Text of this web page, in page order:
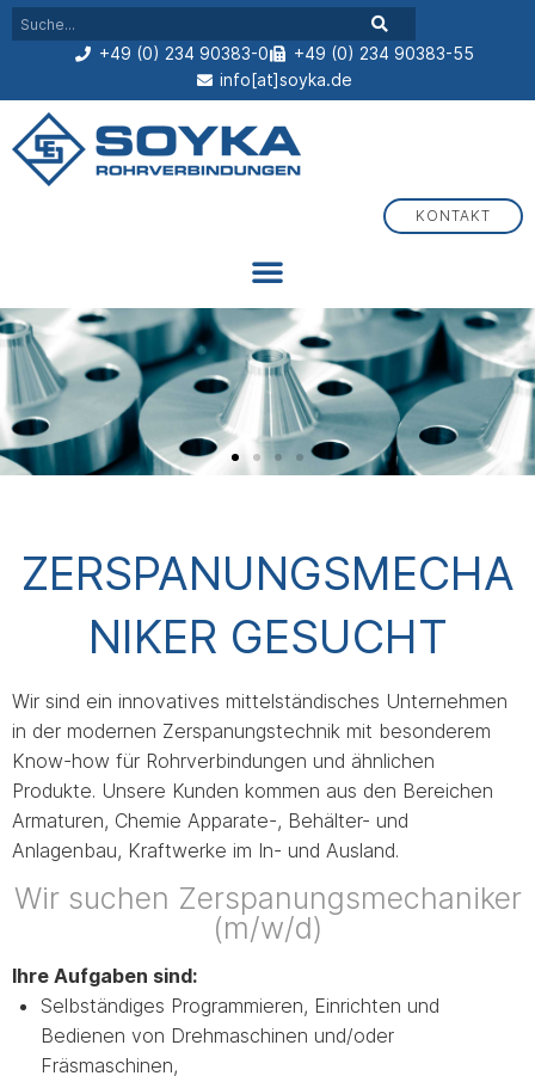
+49 (0) 234 90383-0
+49 (0) 234 90383-55
info[at]soyka.de
KONTAKT
ZERSPANUNGSMECHA
NIKER GESUCHT
Wir sind ein innovatives mittelständisches Unternehmen
in der modernen Zerspanungstechnik mit besonderem
Know-how für Rohrverbindungen und ähnlichen
Produkte. Unsere Kunden kommen aus den Bereichen
Armaturen, Chemie Apparate-, Behälter- und
Anlagenbau, Kraftwerke im In- und Ausland.
Wir suchen Zerspanungsmechaniker
(m/w/d)
Ihre Aufgaben sind:
Selbständiges Programmieren, Einrichten und
Bedienen von Drehmaschinen und/oder
Fräsmaschinen,